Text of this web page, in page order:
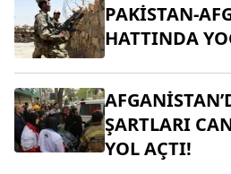
PAKİSTAN-
HATTINDA
ŞARTLARI
YOL AÇTI!